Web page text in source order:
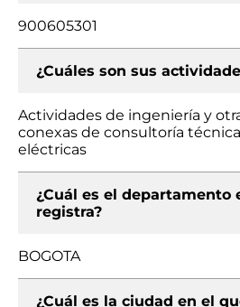
900605301
¿Cuáles son sus
Actividades de ingeniería y
conexas de consultoría
eléctricas
¿Cuál es el departamento
registra?
BOGOTA
¿Cuál es la ciudad en el